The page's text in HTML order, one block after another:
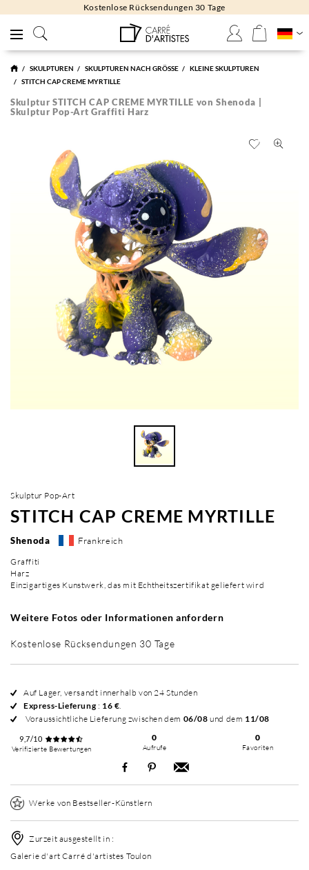
Kostenlose Rücksendungen 30 Tage
SKULPTUREN SKULPTUREN NACH GRÖSSE
KLEINE SKULPTUREN
STITCH CAP CREME MYRTILLE
Skulptur STITCH CAP CREME MYRTILLE von Shenoda |
Skulptur Pop-Art Graffiti Harz
Skulptur Pop-Art
STITCH CAP CREME MYRTILLE
Shenoda Frankreich
Graffiti
Harz
Einzigartiges Kunstwerk, das mit Echtheitszertifikat geliefert wird
Weitere Fotos oder Informationen anfordern
Kostenlose Rücksendungen 30 Tage
Auf Lager, versandt innerhalb von 24 Stunden
Express-Lieferung : 16 €.
Voraussichtliche Lieferung zwischen dem 06/08 und dem 11/08
9,7/10
Verifizierte Bewertungen
0
Aufrufe
0
Favoriten
Werke von Bestseller-Künstlern
Zurzeit ausgestellt in :
Galerie d'art Carré d'artistes Toulon